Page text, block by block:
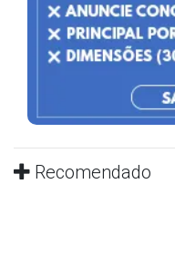
Recomendado